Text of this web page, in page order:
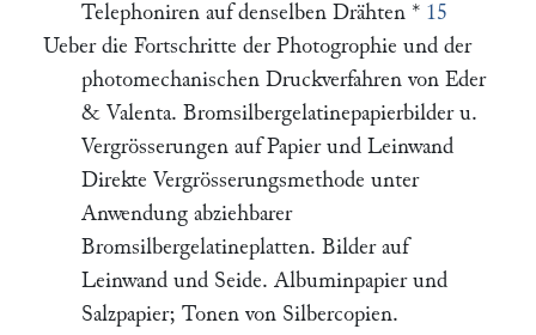
Telephoniren auf denselben Drähten * 15
Ueber die Fortschritte der Photogrophie und der
photomechanischen Druckverfahren von Eder
& Valenta. Bromsilbergelatinepapierbilder u.
Vergrösserungen auf Papier und Leinwand
Direkte Vergrösserungsmethode unter
Anwendung abziehbarer
Bromsilbergelatineplatten. Bilder auf
Leinwand und Seide. Albuminpapier und
Salzpapier; Tonen von Silbercopien.